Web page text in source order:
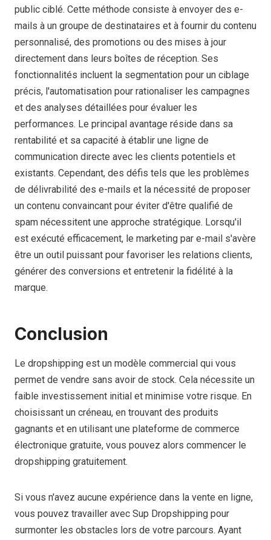
public ciblé. Cette méthode consiste à envoyer des e-
mails à un groupe de destinataires et à fournir du contenu
personnalisé, des promotions ou des mises à jour
directement dans leurs boîtes de réception. Ses
fonctionnalités incluent la segmentation pour un ciblage
précis, l'automatisation pour rationaliser les campagnes
et des analyses détaillées pour évaluer les
performances. Le principal avantage réside dans sa
rentabilité et sa capacité à établir une ligne de
communication directe avec les clients potentiels et
existants. Cependant, des défis tels que les problèmes
de délivrabilité des e-mails et la nécessité de proposer
un contenu convaincant pour éviter d'être qualifié de
spam nécessitent une approche stratégique. Lorsqu'il
est exécuté efficacement, le marketing par e-mail s'avère
être un outil puissant pour favoriser les relations clients,
générer des conversions et entretenir la fidélité à la
marque.
Conclusion
Le dropshipping est un modèle commercial qui vous
permet de vendre sans avoir de stock. Cela nécessite un
faible investissement initial et minimise votre risque. En
choisissant un créneau, en trouvant des produits
gagnants et en utilisant une plateforme de commerce
électronique gratuite, vous pouvez alors commencer le
dropshipping gratuitement.
Si vous n'avez aucune expérience dans la vente en ligne,
vous pouvez travailler avec Sup Dropshipping pour
surmonter les obstacles lors de votre parcours. Ayant